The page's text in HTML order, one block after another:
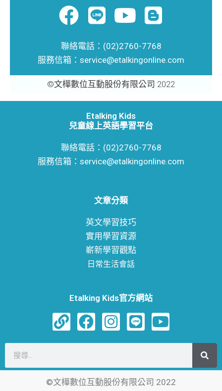
F
a
c
e
b
o
k
L
i
n
e
Y
u
t
u
b
e
B
l
o
g
g
r
聯絡電話：(02)2760-7768
服務信箱：service@etalkingonline.com
©文樺數位互動股份有限公司 2022
Etalking Kids
兒童線上英語學習平台
聯絡電話：(02)2760-7768
服務信箱：service@etalkingonline.com
文章分類
英文學習技巧
實用學習資源
嶄新學習觀點
日常生活會話
Etalking Kids官方網站
L
i
k
F
a
e
b
I
n
t
a
L
i
e
Y
o
t
u
©文樺數位互動股份有限公司 2022